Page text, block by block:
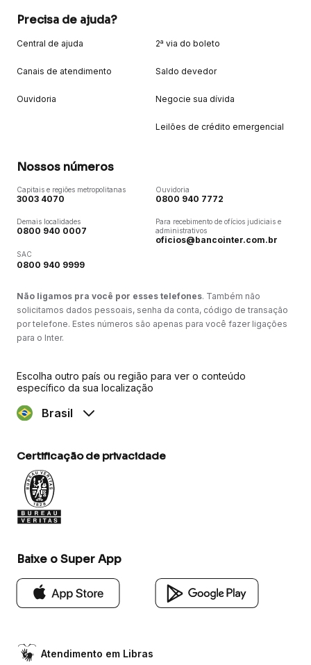
Precisa de ajuda?
Central de ajuda
Canais de atendimento
Ouvidoria
2ª via do boleto
Saldo devedor
Negocie sua dívida
Leilões de crédito emergencial
Nossos números
Capitais e regiões metropolitanas
3003 4070
Demais localidades
0800 940 0007
SAC
0800 940 9999
Ouvidoria
0800 940 7772
Para recebimento de ofícios judiciais e
administrativos
oficios@bancointer.com.br
Não ligamos pra você por esses telefones. Também não
solicitamos dados pessoais, senha da conta, código de transação
por telefone. Estes números são apenas para você fazer ligações
para o Inter.
Escolha outro país ou região para ver o conteúdo
específico da sua localização
Brasil
Certificação de privacidade
Baixe o Super App
Atendimento em Libras